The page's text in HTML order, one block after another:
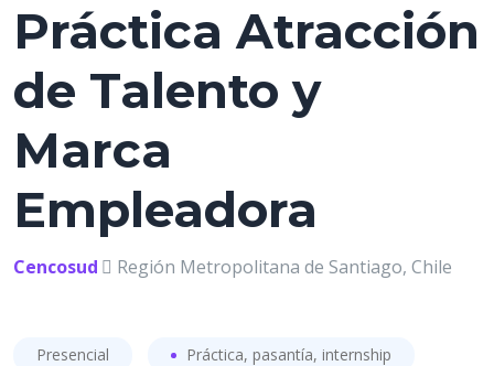
Práctica Atracción
de Talento y
Marca
Empleadora
Cencosud Región Metropolitana de Santiago, Chile
Presencial Práctica, pasantía, internship